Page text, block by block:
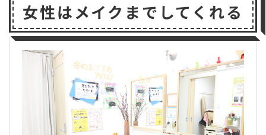
女性はメイクまでしてくれる